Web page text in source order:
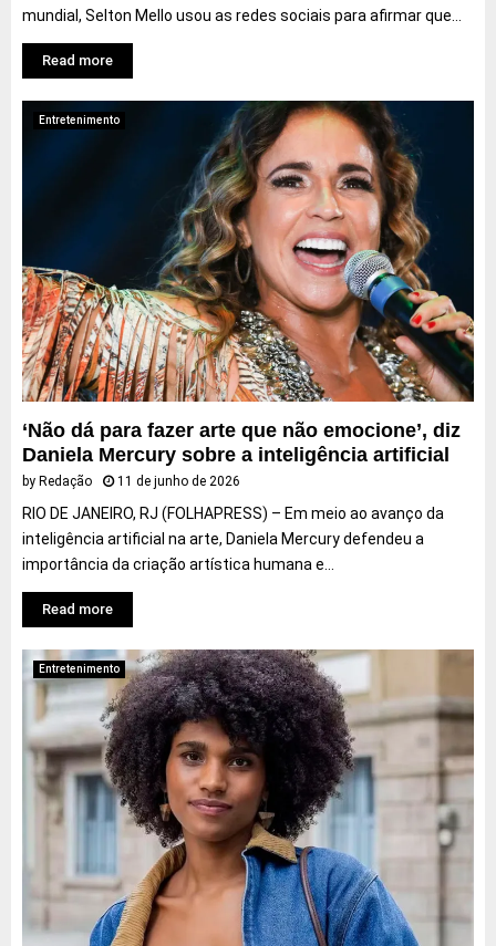
mundial, Selton Mello usou as redes sociais para afirmar que...
Read more
Entretenimento
‘Não dá para fazer arte que não emocione’, diz
Daniela Mercury sobre a inteligência artificial
by Redação 11 de junho de 2026
RIO DE JANEIRO, RJ (FOLHAPRESS) – Em meio ao avanço da
inteligência artificial na arte, Daniela Mercury defendeu a
importância da criação artística humana e...
Read more
Entretenimento